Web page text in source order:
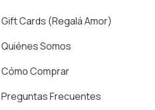
Gift Cards (Regalá Amor)
Quiénes Somos
Cómo Comprar
Preguntas Frecuentes